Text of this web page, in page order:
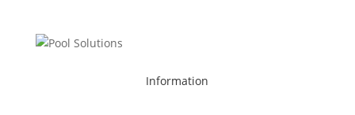
Information